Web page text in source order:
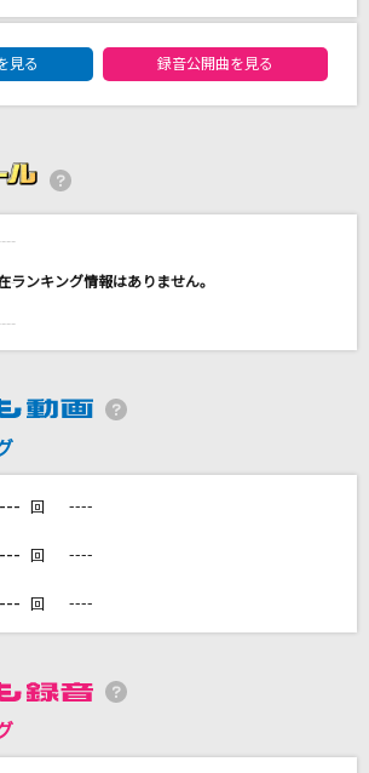
の
終わり)
トラック]
イドル
き宣伝部)
DAMの新曲・ランキングなど
ともボーカルエントリーランキング
見る
録音公開曲を見る
回 ----
回 ----
回 ----